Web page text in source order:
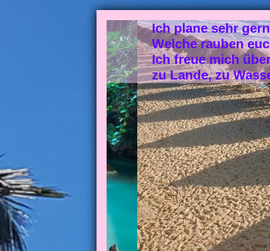
Ich plane sehr
Welche rauben
Ich freue mich
zu Lande, zu